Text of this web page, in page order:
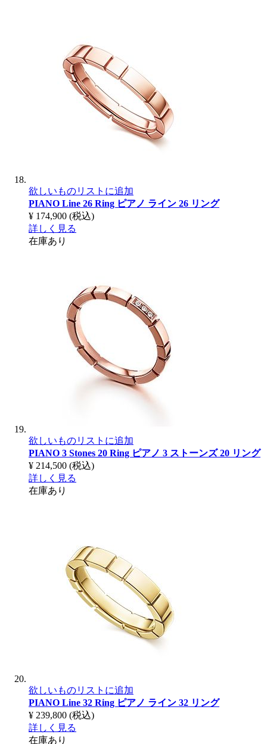
欲しいものリストに追加
PIANO Line 26 Ring ピアノ ライン 26 リング
¥ 174,900 (税込)
詳しく見る
在庫あり
欲しいものリストに追加
PIANO 3 Stones 20 Ring ピアノ 3 ストーンズ 20 リング
¥ 214,500 (税込)
詳しく見る
在庫あり
欲しいものリストに追加
PIANO Line 32 Ring ピアノ ライン 32 リング
¥ 239,800 (税込)
詳しく見る
在庫あり